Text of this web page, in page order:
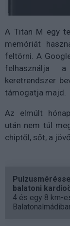
A Titan M egy
memóriát
feltörni. A
felhasználja
keretrendszer
támogatja majd.
Az elmúlt
után nem túl
chiptől, sőt, a
balatoni
4 és egy 8 km-